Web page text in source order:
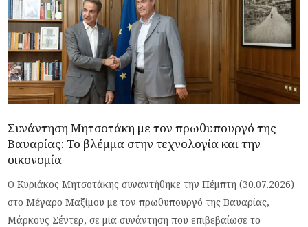
Συνάντηση Μητσοτάκη με τον πρωθυπουργό της
Βαυαρίας: Το βλέμμα στην τεχνολογία και την
οικονομία
Ο Κυριάκος Μητσοτάκης συναντήθηκε την Πέμπτη (30.07.2026)
στο Μέγαρο Μαξίμου με τον πρωθυπουργό της Βαυαρίας,
Μάρκους Σέντερ, σε μια συνάντηση που επιβεβαίωσε το